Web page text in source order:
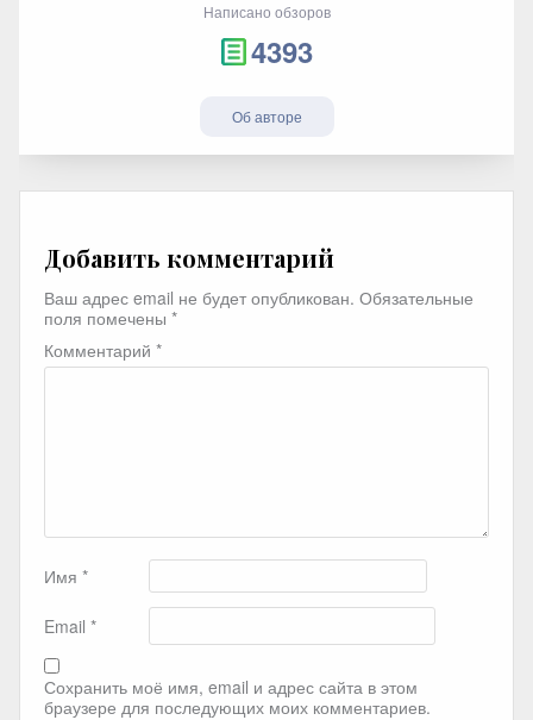
Написано обзоров
4393
Об авторе
Добавить комментарий
Ваш адрес email не будет опубликован. Обязательные
поля помечены *
Комментарий *
Имя *
Email *
Сохранить моё имя, email и адрес сайта в этом
браузере для последующих моих комментариев.